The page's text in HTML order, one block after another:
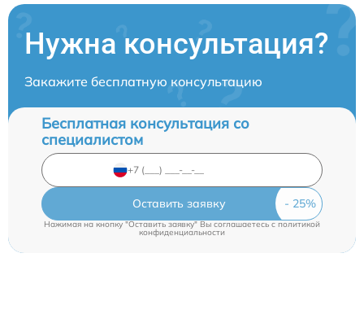
Нужна консультация?
Закажите бесплатную консультацию
Бесплатная консультация со
специалистом
Оставить заявку
Нажимая на кнопку "Оставить заявку" Вы соглашаетесь cполитикой
конфиденциальности